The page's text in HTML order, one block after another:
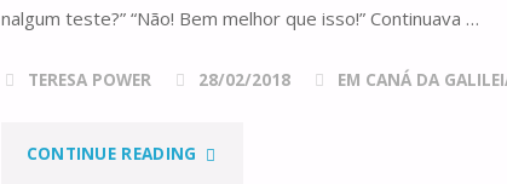
nalgum teste?” “Não! Bem melhor que isso!” Continuava …
TERESA POWER 28/02/2018 EM CANÁ DA
CONTINUE READING "MUITO